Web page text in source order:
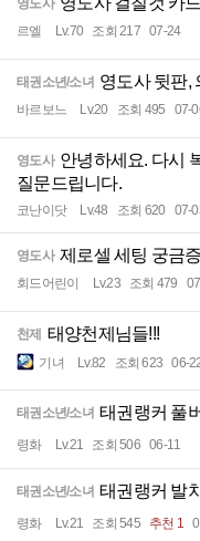
영도사
르엘 Lv.70 조회 217 07-24
태권소년/소녀 영도사 뒷판,
바르보느 Lv.20 조회 495 07-
영도사 안녕하세요. 다시
질문드립니다.
코난이닷 Lv.48 조회 620 07-
영도사 제로셀 세팅 궁금증
회드어린이 Lv.23 조회 479
천제 태양천제님들!!!
기녀 Lv.82 조회 623 06-
태권소년/소녀 태권랭커 풀
령화 Lv.21 조회 506 06-11
태권소년/소녀 태권랭커 발
령화 Lv.21 조회 545 추천 1